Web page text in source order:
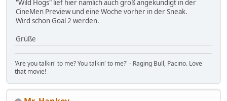
"Wild Hogs" lief hier nämlich auch groß angekündigt in der
CineMen Preview und eine Woche vorher in der Sneak.
Wird schon Goal 2 werden.
Grüße
'Are you talkin' to me? You talkin' to me?' - Raging Bull, Pacino. Love
that movie!